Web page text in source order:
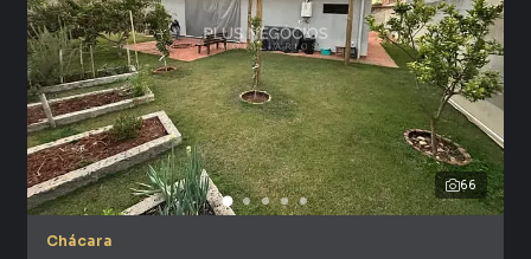
alugar seu imóvel muito mais rápido do que em imobiliárias
tradicionais. Já vendemos e locamos diversos imóveis em
Araçoiaba da Serra, especialmente em Condomínio
Village da Serra. Isso porque temos uma equipe de
marketing digital focada em produzir campanhas
específicas para Araçoiaba da Serra, o que aumenta muito
o número de contatos interessados e tendo como
consequência uma maior chance de vender ou alugar seu
imóvel mais rápido. Contamos também com um time de
66
Chácara